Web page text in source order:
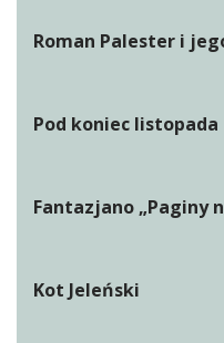
Roman Palester i
Pod koniec listopada
Fantazjano „Paginy
Kot Jeleński